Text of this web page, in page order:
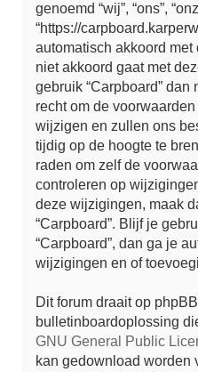
genoemd “wij”, “ons”,
“https://
automatisch akkoord
niet akkoord gaat met
gebruik “Carpboard”
recht om de
wijzigen en zullen ons
tijdig op de hoogte te
raden om zelf de
controleren op
deze wijzigingen, maak
“Carpboard”. Blijf je
“Carpboard”, dan ga je
wijzigingen en of
Dit forum draait op
bulletinboardoplossing
GNU General Public
kan gedownload worden